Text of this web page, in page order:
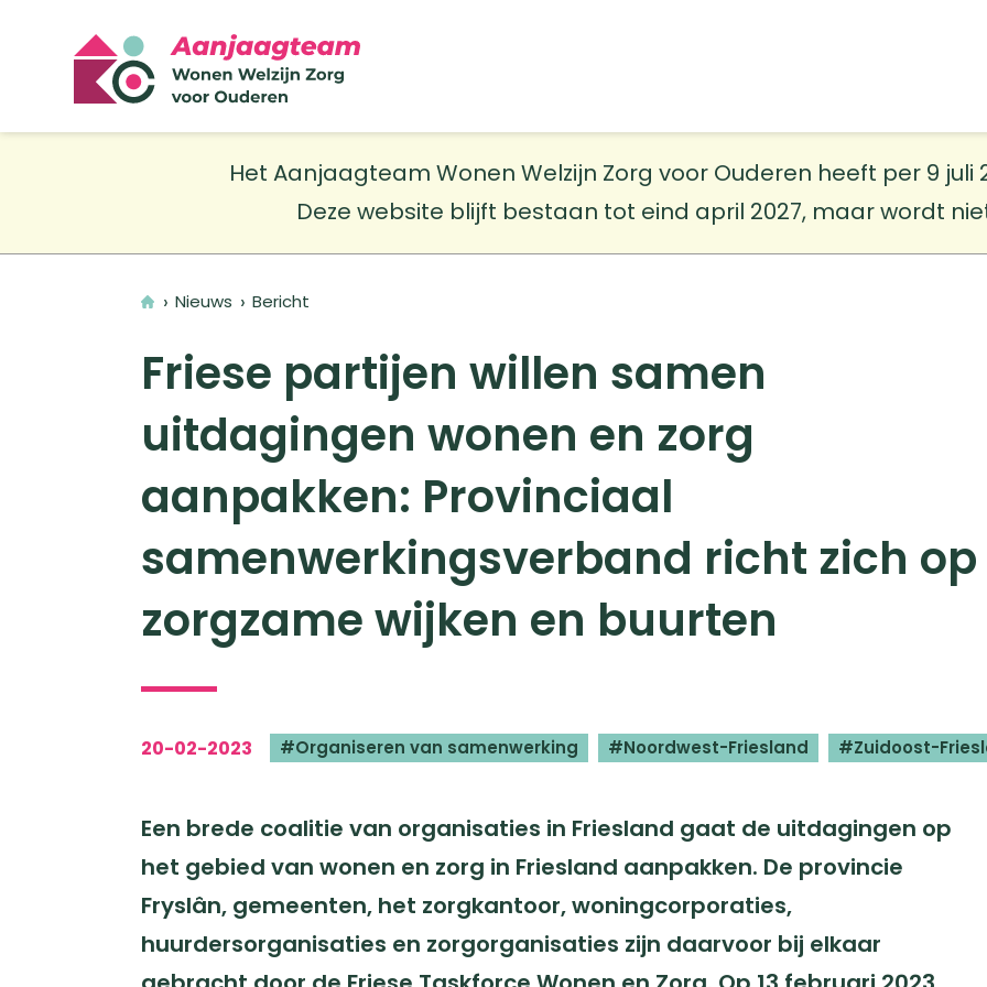
Het Aanjaagteam Wonen Welzijn Zorg voor Ouderen heeft per 9 juli
Deze website blijft bestaan tot eind april 2027, maar wordt
Home
Nieuws Bericht
Friese partijen willen samen
uitdagingen wonen en zorg
aanpakken: Provinciaal
samenwerkingsverband richt zich op
zorgzame wijken en buurten
20-02-2023 Organiseren van samenwerking Noordwest-Friesland Zuidoost-
Een brede coalitie van organisaties in Friesland gaat de uitdagingen op
het gebied van wonen en zorg in Friesland aanpakken. De provincie
Fryslân, gemeenten, het zorgkantoor, woningcorporaties,
huurdersorganisaties en zorgorganisaties zijn daarvoor bij elkaar